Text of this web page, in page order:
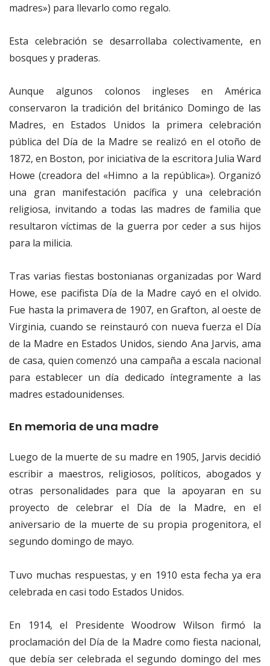
madres») para llevarlo como regalo.
Esta celebración se desarrollaba colectivamente, en
bosques y praderas.
Aunque algunos colonos ingleses en América
conservaron la tradición del británico Domingo de las
Madres, en Estados Unidos la primera celebración
pública del Día de la Madre se realizó en el otoño de
1872, en Boston, por iniciativa de la escritora Julia Ward
Howe (creadora del «Himno a la república»). Organizó
una gran manifestación pacífica y una celebración
religiosa, invitando a todas las madres de familia que
resultaron víctimas de la guerra por ceder a sus hijos
para la milicia.
Tras varias fiestas bostonianas organizadas por Ward
Howe, ese pacifista Día de la Madre cayó en el olvido.
Fue hasta la primavera de 1907, en Grafton, al oeste de
Virginia, cuando se reinstauró con nueva fuerza el Día
de la Madre en Estados Unidos, siendo Ana Jarvis, ama
de casa, quien comenzó una campaña a escala nacional
para establecer un día dedicado íntegramente a las
madres estadounidenses.
En memoria de una madre
Luego de la muerte de su madre en 1905, Jarvis decidió
escribir a maestros, religiosos, políticos, abogados y
otras personalidades para que la apoyaran en su
proyecto de celebrar el Día de la Madre, en el
aniversario de la muerte de su propia progenitora, el
segundo domingo de mayo.
Tuvo muchas respuestas, y en 1910 esta fecha ya era
celebrada en casi todo Estados Unidos.
En 1914, el Presidente Woodrow Wilson firmó la
proclamación del Día de la Madre como fiesta nacional,
que debía ser celebrada el segundo domingo del mes